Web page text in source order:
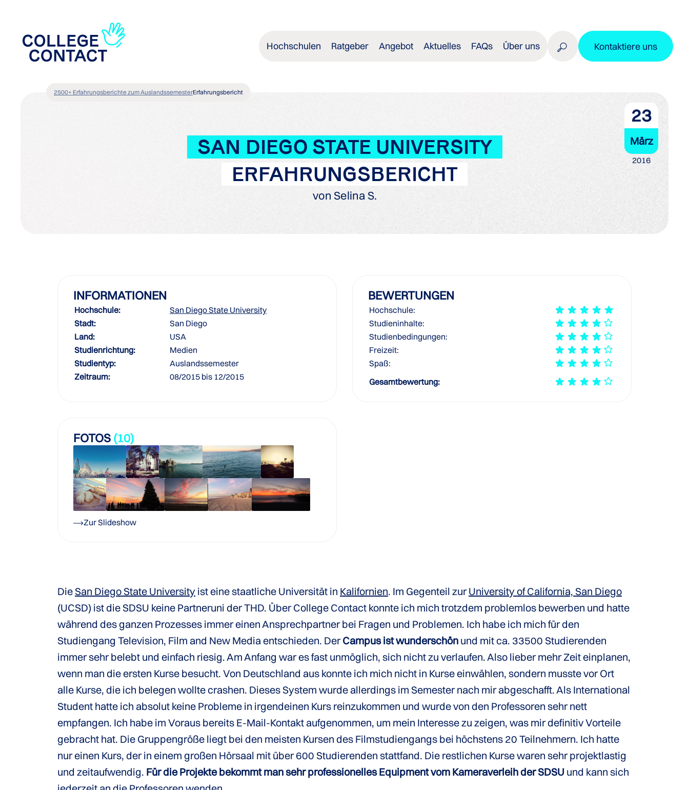
Hochschulen Ratgeber Angebot Aktuelles FAQs Über uns Kontaktiere uns
2500+ Erfahrungsberichte zum AuslandssemesterErfahrungsbericht
SAN DIEGO STATE UNIVERSITY
ERFAHRUNGSBERICHT
von Selina S.
23
März
2016
INFORMATIONEN
Hochschule:
San Diego State University
Stadt:
San Diego
Land:
USA
Studienrichtung:
Medien
Studientyp:
Auslandssemester
Zeitraum:
08/2015 bis 12/2015
BEWERTUNGEN
Hochschule:
Studieninhalte:
Studienbedingungen:
Freizeit:
Spaß:
Gesamtbewertung:
FOTOS (10)
Zur Slideshow
Die San Diego State University ist eine staatliche Universität in Kalifornien. Im Gegenteil zurUniversity of California, San Diego
(UCSD) ist die SDSU keine Partneruni der THD. Über College Contact konnte ich mich trotzdem problemlos bewerben und hatte
während des ganzen Prozesses immer einen Ansprechpartner bei Fragen und Problemen. Ich habe ich mich für den
Studiengang Television, Film and New Media entschieden. DerCampus ist wunderschön und mit ca. 33500 Studierenden
immer sehr belebt und einfach riesig. Am Anfang war es fast unmöglich, sich nicht zu verlaufen. Also lieber mehr Zeit einplanen,
wenn man die ersten Kurse besucht. Von Deutschland aus konnte ich mich nicht in Kurse einwählen, sondern musste vor Ort
alle Kurse, die ich belegen wollte crashen. Dieses System wurde allerdings im Semester nach mir abgeschafft. Als International
Student hatte ich absolut keine Probleme in irgendeinen Kurs reinzukommen und wurde von den Professoren sehr nett
empfangen. Ich habe im Voraus bereits E-Mail-Kontakt aufgenommen, um mein Interesse zu zeigen, was mir definitiv Vorteile
gebracht hat. Die Gruppengröße liegt bei den meisten Kursen des Filmstudiengangs bei höchstens 20 Teilnehmern. Ich hatte
nur einen Kurs, der in einem großen Hörsaal mit über 600 Studierenden stattfand. Die restlichen Kurse waren sehr projektlastig
und zeitaufwendig. Für die Projekte bekommt man sehr professionelles Equipment vom Kameraverleih der SDSU und kann sich